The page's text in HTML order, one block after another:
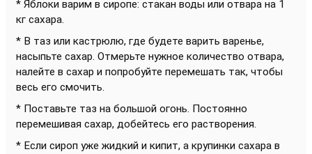
* Яблоки варим в сиропе: стакан воды или отвара на 1
кг сахара.
* В таз или кастрюлю, где будете варить варенье,
насыпьте сахар. Отмерьте нужное количество отвара,
налейте в сахар и попробуйте перемешать так, чтобы
весь его смочить.
* Поставьте таз на большой огонь. Постоянно
перемешивая сахар, добейтесь его растворения.
* Если сироп уже жидкий и кипит, а крупинки сахара в